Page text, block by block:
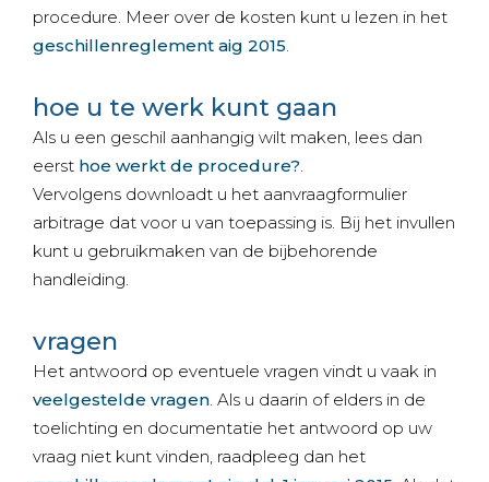
procedure. Meer over de kosten kunt u lezen in het
geschillenreglement aig 2015.
hoe u te werk kunt gaan
Als u een geschil aanhangig wilt maken, lees dan
eerst hoe werkt de procedure?.
Vervolgens downloadt u het aanvraagformulier
arbitrage dat voor u van toepassing is. Bij het invullen
kunt u gebruikmaken van de bijbehorende
handleiding.
vragen
Het antwoord op eventuele vragen vindt u vaak in
veelgestelde vragen. Als u daarin of elders in de
toelichting en documentatie het antwoord op uw
vraag niet kunt vinden, raadpleeg dan het